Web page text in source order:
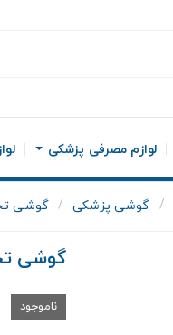
لوازم مصرفی پزشکی
گوشی پزشکی گوشی
گوشی
ناموجود